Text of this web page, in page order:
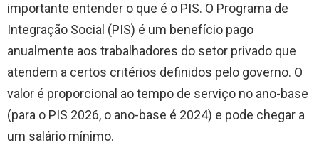
importante entender o que é o PIS. O Programa de
Integração Social (PIS) é um benefício pago
anualmente aos trabalhadores do setor privado que
atendem a certos critérios definidos pelo governo. O
valor é proporcional ao tempo de serviço no ano-base
(para o PIS 2026, o ano-base é 2024) e pode chegar a
um salário mínimo.